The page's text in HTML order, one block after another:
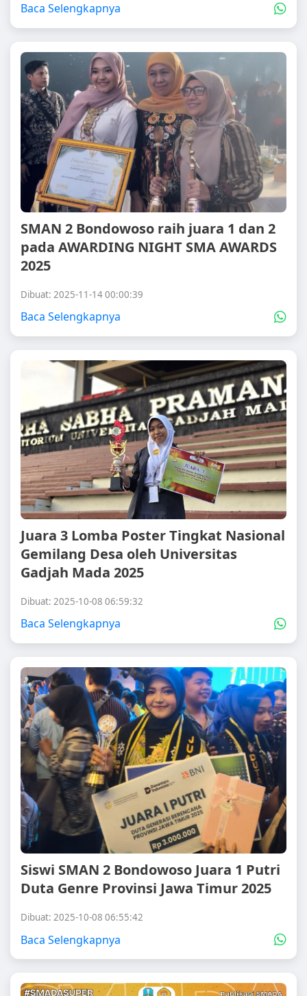
Baca Selengkapnya
SMAN 2 Bondowoso raih juara 1 dan 2
pada AWARDING NIGHT SMA AWARDS
2025
Dibuat: 2025-11-14 00:00:39
Baca Selengkapnya
Juara 3 Lomba Poster Tingkat Nasional
Gemilang Desa oleh Universitas
Gadjah Mada 2025
Dibuat: 2025-10-08 06:59:32
Baca Selengkapnya
Siswi SMAN 2 Bondowoso Juara 1 Putri
Duta Genre Provinsi Jawa Timur 2025
Dibuat: 2025-10-08 06:55:42
Baca Selengkapnya